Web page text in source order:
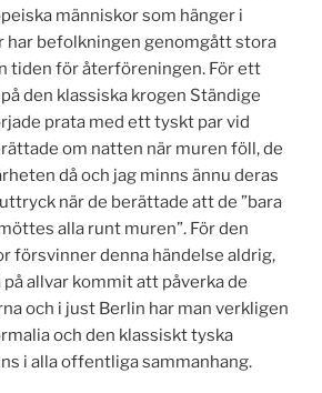
människor som hänger i
har befolkningen genomgått stora
tiden för återföreningen. För ett
den klassiska krogen Ständige
prata med ett tyskt par vid
om natten när muren föll, de
då och jag minns ännu deras
när de berättade att de ”bara
alla runt muren”. För den
försvinner denna händelse aldrig,
allvar kommit att påverka de
och i just Berlin har man verkligen
och den klassiskt tyska
i alla offentliga sammanhang.